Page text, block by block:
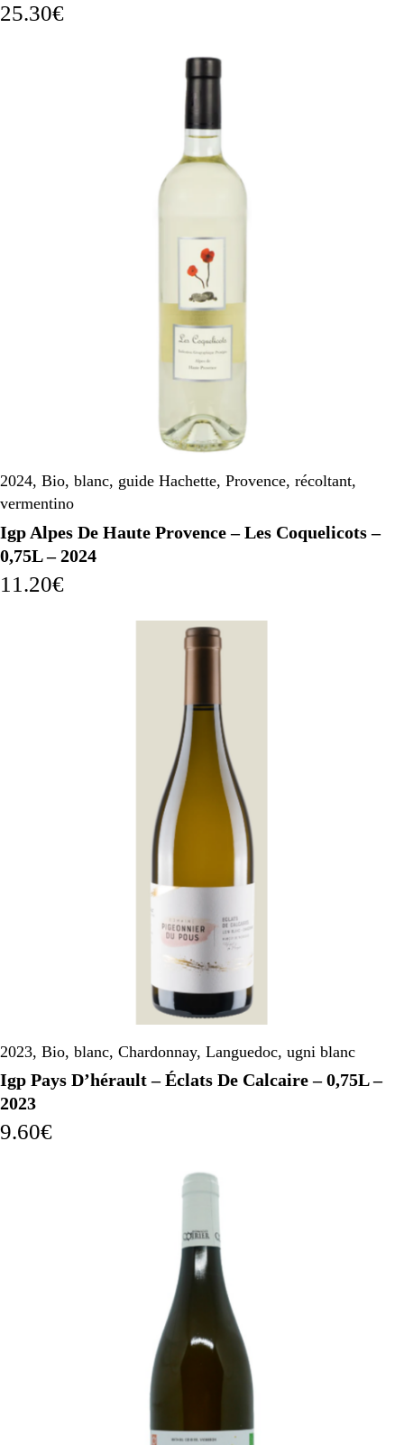
25.30€
2024, Bio, blanc, guide Hachette, Provence, récoltant,
vermentino
Igp Alpes De Haute Provence – Les Coquelicots –
0,75L – 2024
11.20€
2023, Bio, blanc, Chardonnay, Languedoc, ugni blanc
Igp Pays D’hérault – Éclats De Calcaire – 0,75L –
2023
9.60€